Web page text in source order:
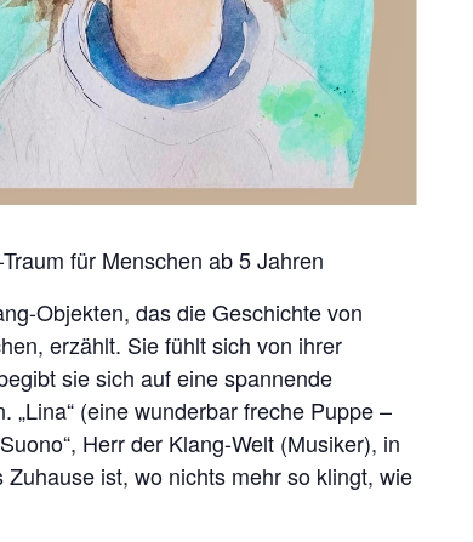
für Menschen ab 5 Jahren
Objekten, das die Geschichte von
erzählt. Sie fühlt sich von ihrer
sie sich auf eine spannende
(eine wunderbar freche Puppe –
Herr der Klang-Welt (Musiker), in
ist, wo nichts mehr so klingt, wie